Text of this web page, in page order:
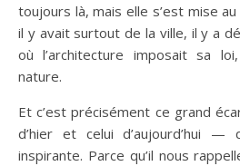
toujours là, mais elle s’est mise
il y avait surtout de la ville, il y a
où l’architecture imposait sa
nature.
Et c’est précisément ce grand
d’hier et celui d’aujourd’hui
inspirante. Parce qu’il nous